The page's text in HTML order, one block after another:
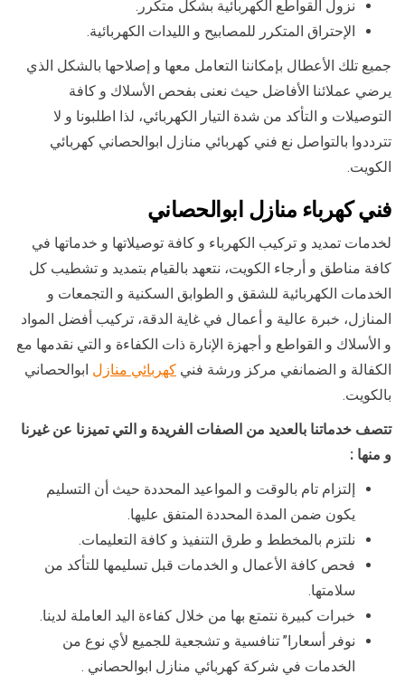
نزول القواطع الكهربائية بشكل متكرر.
الإحتراق المتكرر للمصابيح و الليدات الكهربائية.
جميع تلك الأعطال بإمكاننا التعامل معها و إصلاحها بالشكل الذي
يرضي عملائنا الأفاضل حيث نعنى بفحص الأسلاك و كافة
التوصيلات و التأكد من شدة التيار الكهربائي، لذا اطلبونا و لا
تترددوا بالتواصل نع فني كهربائي منازل ابوالحصاني كهربائي
الكويت.
فني كهرباء منازل ابوالحصاني
لخدمات تمديد و تركيب الكهرباء و كافة توصيلاتها و خدماتها في
كافة مناطق و أرجاء الكويت، نتعهد بالقيام بتمديد و تشطيب كل
الخدمات الكهربائية للشقق و الطوابق السكنية و التجمعات و
المنازل، خبرة عالية و أعمال في غاية الدقة، تركيب أفضل المواد
و الأسلاك و القواطع و أجهزة الإنارة ذات الكفاءة و التي نقدمها مع
الكفالة و الضمانفي مركز ورشة فني كهربائي منازل ابوالحصاني
بالكويت.
تتصف خدماتنا بالعديد من الصفات الفريدة و التي تميزنا عن غيرنا
و منها :
إلتزام تام بالوقت و المواعيد المحددة حيث أن التسليم
يكون ضمن المدة المحددة المتفق عليها.
نلتزم بالمخطط و طرق التنفيذ و كافة التعليمات.
فحص كافة الأعمال و الخدمات قبل تسليمها للتأكد من
سلامتها.
خبرات كبيرة نتمتع بها من خلال كفاءة اليد العاملة لدينا.
نوفر أسعارا” تنافسية و تشجعية للجميع لأي نوع من
الخدمات في شركة كهربائي منازل ابوالحصاني .